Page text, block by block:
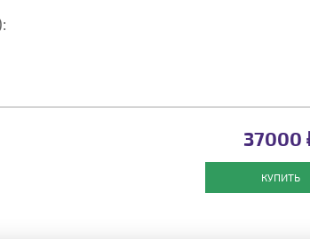
37000
КУПИТЬ